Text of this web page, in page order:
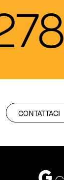
CONTATTACI